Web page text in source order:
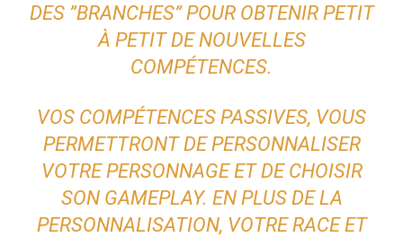
DES ”BRANCHES” POUR OBTENIR PETIT
À PETIT DE NOUVELLES
COMPÉTENCES.
VOS COMPÉTENCES PASSIVES, VOUS
PERMETTRONT DE PERSONNALISER
VOTRE PERSONNAGE ET DE CHOISIR
SON GAMEPLAY. EN PLUS DE LA
PERSONNALISATION, VOTRE RACE ET